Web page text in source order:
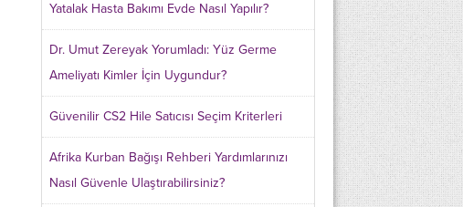
Yatalak Hasta Bakımı Evde Nasıl Yapılır?
Dr. Umut Zereyak Yorumladı: Yüz Germe
Ameliyatı Kimler İçin Uygundur?
Güvenilir CS2 Hile Satıcısı Seçim Kriterleri
Afrika Kurban Bağışı Rehberi Yardımlarınızı
Nasıl Güvenle Ulaştırabilirsiniz?